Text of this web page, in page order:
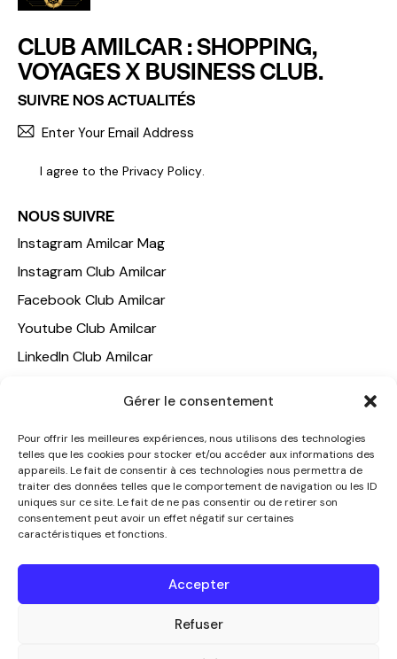
Gérer le consentement
Pour offrir les meilleures expériences, nous utilisons des technologies
telles que les cookies pour stocker et/ou accéder aux informations des
appareils. Le fait de consentir à ces technologies nous permettra de
traiter des données telles que le comportement de navigation ou les ID
uniques sur ce site. Le fait de ne pas consentir ou de retirer son
consentement peut avoir un effet négatif sur certaines
caractéristiques et fonctions.
Accepter
Refuser
CLUB AMILCAR : SHOPPING,
VOYAGES X BUSINESS CLUB.
SUIVRE NOS ACTUALITÉS
I agree to the Privacy Policy.
NOUS SUIVRE
Instagram Amilcar Mag
Instagram Club Amilcar
Facebook Club Amilcar
Youtube Club Amilcar
LinkedIn Club Amilcar
NOTRE GROUPE
ACCUEIL
AMILCAR TRAVEL CLUB
CLUB AMILCAR, Club d'affaires international
AGENCE MEDIANE
CONTACT
+33 7 49 60 92 02